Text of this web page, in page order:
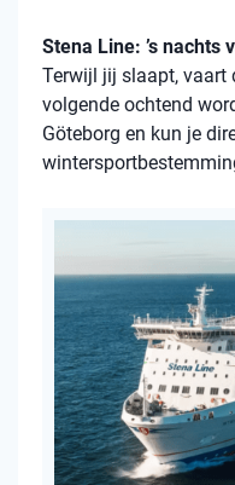
Stena Line: ’s nachts
Terwijl jij slaapt, vaart
volgende ochtend
Göteborg en kun je